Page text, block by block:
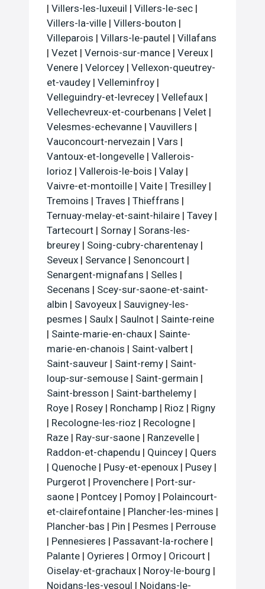
| Villers-les-luxeuil | Villers-le-sec |
Villers-la-ville | Villers-bouton |
Villeparois | Villars-le-pautel | Villafans
| Vezet | Vernois-sur-mance | Vereux |
Venere | Velorcey | Vellexon-queutrey-
et-vaudey | Velleminfroy |
Velleguindry-et-levrecey | Vellefaux |
Vellechevreux-et-courbenans | Velet |
Velesmes-echevanne | Vauvillers |
Vauconcourt-nervezain | Vars |
Vantoux-et-longevelle | Vallerois-
lorioz | Vallerois-le-bois | Valay |
Vaivre-et-montoille | Vaite | Tresilley |
Tremoins | Traves | Thieffrans |
Ternuay-melay-et-saint-hilaire | Tavey |
Tartecourt | Sornay | Sorans-les-
breurey | Soing-cubry-charentenay |
Seveux | Servance | Senoncourt |
Senargent-mignafans | Selles |
Secenans | Scey-sur-saone-et-saint-
albin | Savoyeux | Sauvigney-les-
pesmes | Saulx | Saulnot | Sainte-reine
| Sainte-marie-en-chaux | Sainte-
marie-en-chanois | Saint-valbert |
Saint-sauveur | Saint-remy | Saint-
loup-sur-semouse | Saint-germain |
Saint-bresson | Saint-barthelemy |
Roye | Rosey | Ronchamp | Rioz | Rigny
| Recologne-les-rioz | Recologne |
Raze | Ray-sur-saone | Ranzevelle |
Raddon-et-chapendu | Quincey | Quers
| Quenoche | Pusy-et-epenoux | Pusey |
Purgerot | Provenchere | Port-sur-
saone | Pontcey | Pomoy | Polaincourt-
et-clairefontaine | Plancher-les-mines |
Plancher-bas | Pin | Pesmes | Perrouse
| Pennesieres | Passavant-la-rochere |
Palante | Oyrieres | Ormoy | Oricourt |
Oiselay-et-grachaux | Noroy-le-bourg |
Noidans-les-vesoul | Noidans-le-